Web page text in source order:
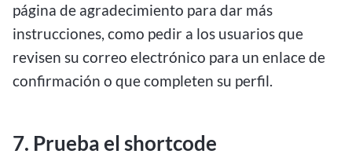
página de agradecimiento para dar más
instrucciones, como pedir a los usuarios que
revisen su correo electrónico para un enlace de
confirmación o que completen su perfil.
7. Prueba el shortcode